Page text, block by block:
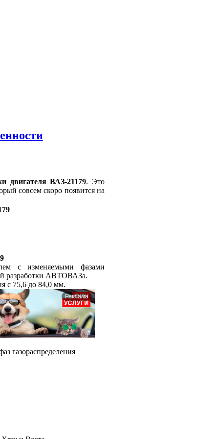
двигателя ВАЗ-21179. Это
совсем скоро появится на
с изменяемыми фазами
разработки АВТОВАЗа.
с 75,6 до 84,0 мм.
Реклама
газораспределения